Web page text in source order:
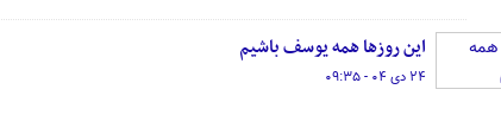
این روزها همه یوسف باشیم
۲۴ دی ۰۴ - ۰۹:۳۵